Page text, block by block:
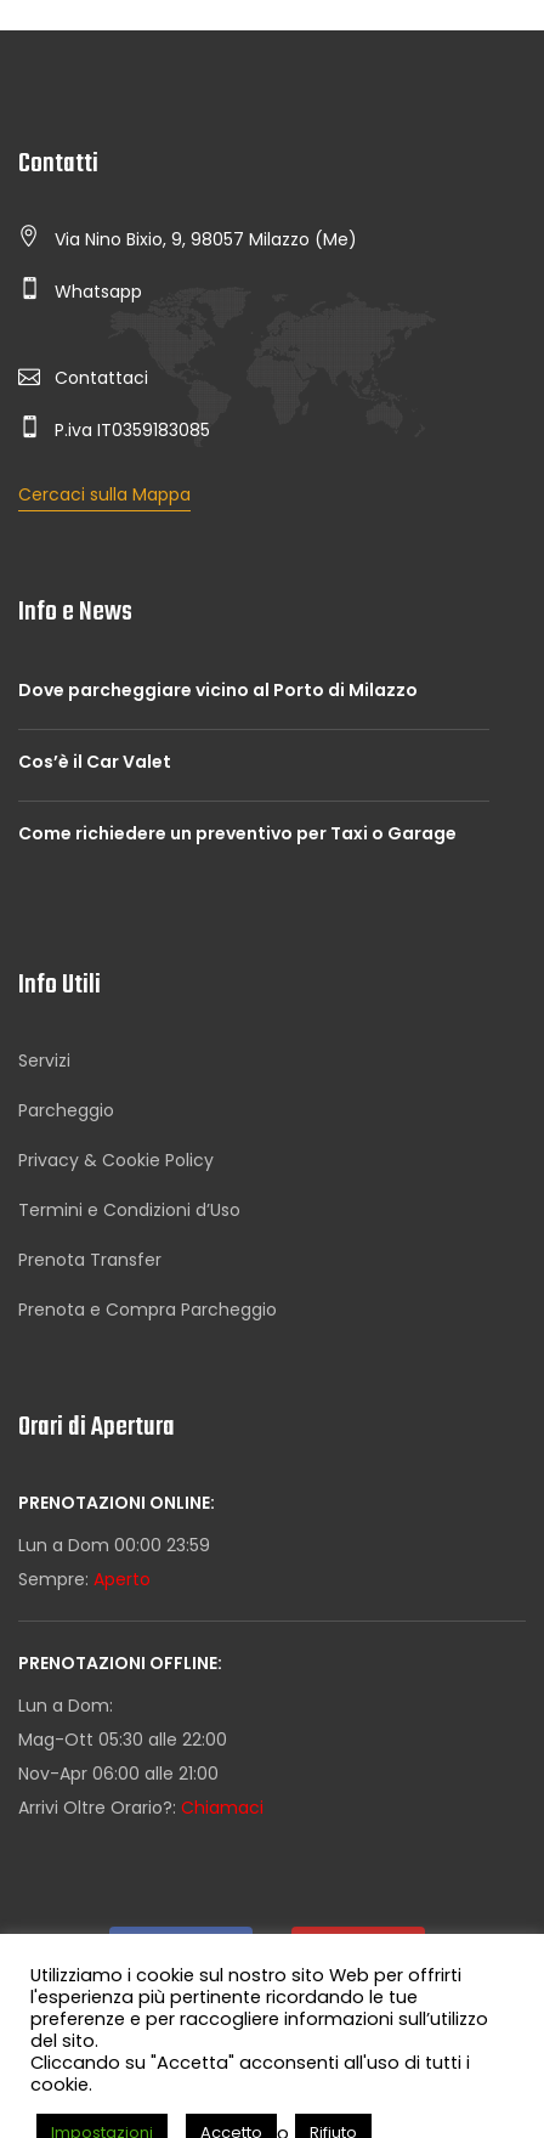
Contatti
Via Nino Bixio, 9, 98057 Milazzo (Me)
Whatsapp
Contattaci
P.iva IT0359183085
Cercaci sulla Mappa
Info e News
Dove parcheggiare vicino al Porto di Milazzo
Cos’è il Car Valet
Come richiedere un preventivo per Taxi o Garage
Info Utili
Servizi
Parcheggio
Privacy & Cookie Policy
Termini e Condizioni d’Uso
Prenota Transfer
Prenota e Compra Parcheggio
Orari di Apertura
PRENOTAZIONI ONLINE:
Lun a Dom 00:00 23:59
Sempre: Aperto
PRENOTAZIONI OFFLINE:
Lun a Dom:
Mag-Ott 05:30 alle 22:00
Nov-Apr 06:00 alle 21:00
Arrivi Oltre Orario?: Chiamaci
Guida Milazzo | Canale WhatsApp
Utilizziamo i cookie sul nostro sito Web per offrirti
l'esperienza più pertinente ricordando le tue
preferenze e per raccogliere informazioni sull’utilizzo
del sito.
Cliccando su "Accetta" acconsenti all'uso di tutti i
cookie.
Impostazioni Accetto o Rifiuto